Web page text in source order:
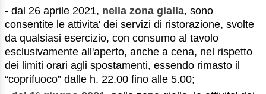
- dal 26 aprile 2021, nella zona gialla, sono
consentite le attivita' dei servizi di ristorazione, svolte
da qualsiasi esercizio, con consumo al tavolo
esclusivamente all'aperto, anche a cena, nel rispetto
dei limiti orari agli spostamenti, essendo rimasto il
“coprifuoco” dalle h. 22.00 fino alle 5.00;